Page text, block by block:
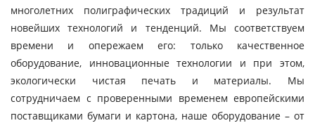
многолетних полиграфических традиций и результат
новейших технологий и тенденций. Мы соответствуем
времени и опережаем его: только качественное
оборудование, инновационные технологии и при этом,
экологически чистая печать и материалы. Мы
сотрудничаем с проверенными временем европейскими
поставщиками бумаги и картона, наше оборудование – от